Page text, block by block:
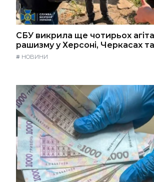
СБУ викрила ще чотирьох
рашизму у Херсоні, Черкасах
# НОВИНИ